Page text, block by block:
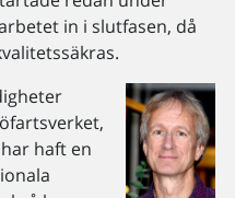
in i slutfasen, då
haft en